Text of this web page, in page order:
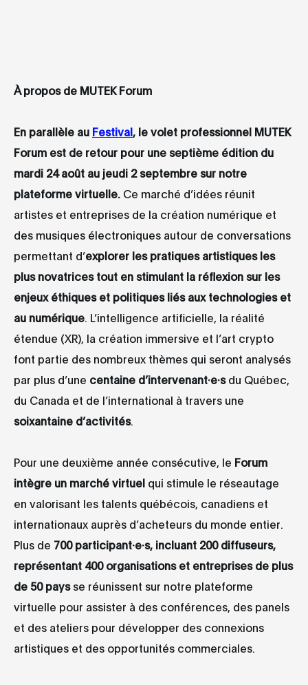
À propos de MUTEK Forum
En parallèle au Festival, le volet professionnel MUTEK
Forum est de retour pour une septième édition du
mardi 24 août au jeudi 2 septembre sur notre
plateforme virtuelle. Ce marché d’idées réunit
artistes et entreprises de la création numérique et
des musiques électroniques autour de conversations
permettant d’explorer les pratiques artistiques les
plus novatrices tout en stimulant la réflexion sur les
enjeux éthiques et politiques liés aux technologies et
au numérique . L’intelligence artificielle, la réalité
étendue (XR), la création immersive et l’art crypto
font partie des nombreux thèmes qui seront analysés
par plus d’une centaine d’intervenant·e·sdu Québec,
du Canada et de l’international à travers une
soixantaine d’activités.
Pour une deuxième année consécutive, le Forum
intègre un marché virtuel qui stimule le réseautage
en valorisant les talents québécois, canadiens et
internationaux auprès d’acheteurs du monde entier.
Plus de 700 participant·e·s, incluant 200 diffuseurs,
représentant 400 organisations et entreprises de plus
de 50 paysse réunissent sur notre plateforme
virtuelle pour assister à des conférences, des panels
et des ateliers pour développer des connexions
artistiques et des opportunités commerciales.